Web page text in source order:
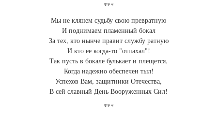
***
Мы не клянем судьбу свою превратную
И поднимаем пламенный бокал
За тех, кто нынче правит службу ратную
И кто ее когда-то "отпахал"!
Так пусть в бокале булькает и плещется,
Когда надежно обеспечен тыл!
Успехов Вам, защитники Отечества,
В сей славный День Вооруженных Сил!
***